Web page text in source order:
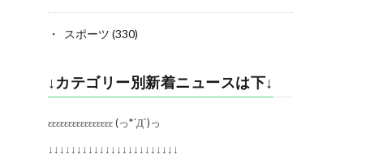
スポーツ (330)
↓カテゴリー別新着ニュースは下↓
εεεεεεεεεεεεεεεε (っ*´Д`)っ
↓↓↓↓↓↓↓↓↓↓↓↓↓↓↓↓↓↓↓↓↓↓↓